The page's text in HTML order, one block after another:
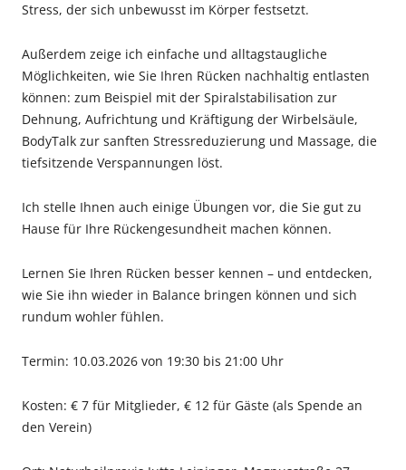
Stress, der sich unbewusst im Körper festsetzt.
Außerdem zeige ich einfache und alltagstaugliche
Möglichkeiten, wie Sie Ihren Rücken nachhaltig entlasten
können: zum Beispiel mit der Spiralstabilisation zur
Dehnung, Aufrichtung und Kräftigung der Wirbelsäule,
BodyTalk zur sanften Stressreduzierung und Massage, die
tiefsitzende Verspannungen löst.
Ich stelle Ihnen auch einige Übungen vor, die Sie gut zu
Hause für Ihre Rückengesundheit machen können.
Lernen Sie Ihren Rücken besser kennen – und entdecken,
wie Sie ihn wieder in Balance bringen können und sich
rundum wohler fühlen.
Termin: 10.03.2026 von 19:30 bis 21:00 Uhr
Kosten: € 7 für Mitglieder, € 12 für Gäste (als Spende an
den Verein)